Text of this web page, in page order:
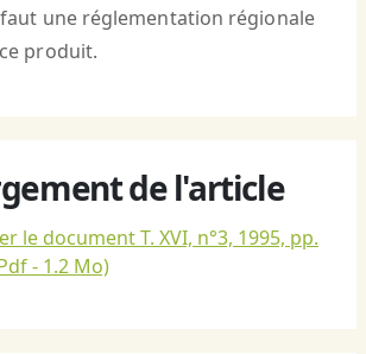
une réglementation régionale
produit.
de l'article
le document T. XVI, n°3, 1995, pp.
- 1.2 Mo)